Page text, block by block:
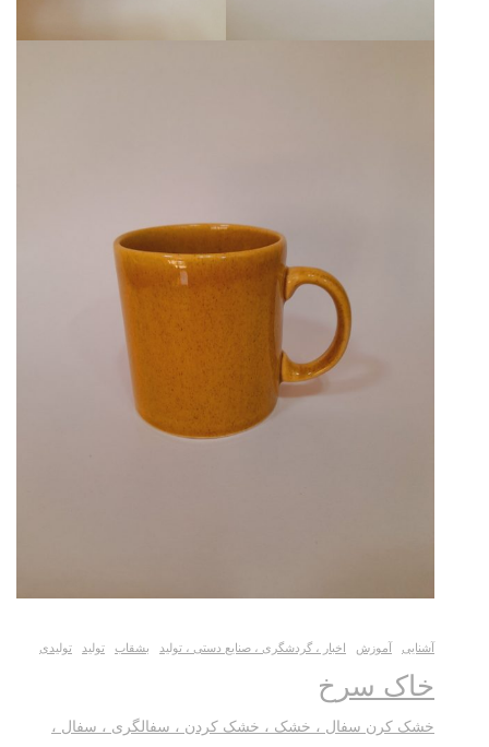
آشنایی آموزش اخبار ، گردشگری ، صنایع دستی ، تولید بشقاب تولید تولیدی
خاک سرخ
خشک کرن سفال ، خشک ، خشک کردن ، سفالگری ، سفال ،